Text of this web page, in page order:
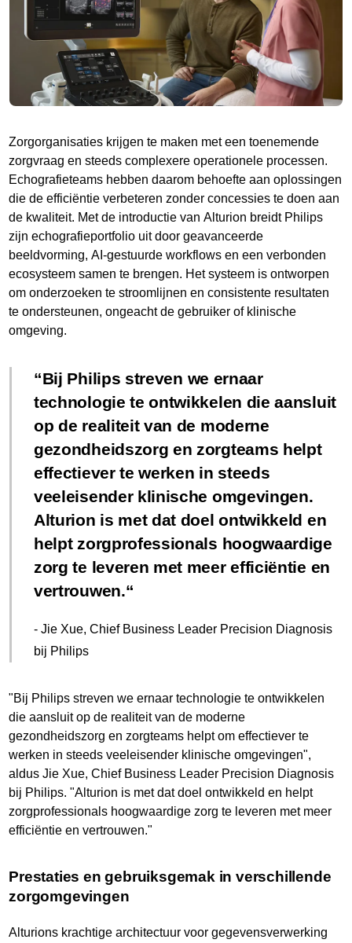
Zorgorganisaties krijgen te maken met een toenemende
zorgvraag en steeds complexere operationele processen.
Echografieteams hebben daarom behoefte aan oplossingen
die de efficiëntie verbeteren zonder concessies te doen aan
de kwaliteit. Met de introductie van Alturion breidt Philips
zijn echografieportfolio uit door geavanceerde
beeldvorming, AI-gestuurde workflows en een verbonden
ecosysteem samen te brengen. Het systeem is ontworpen
om onderzoeken te stroomlijnen en consistente resultaten
te ondersteunen, ongeacht de gebruiker of klinische
omgeving.
Bij Philips streven we ernaar
technologie te ontwikkelen die aansluit
op de realiteit van de moderne
gezondheidszorg en zorgteams helpt
effectiever te werken in steeds
veeleisender klinische omgevingen.
Alturion is met dat doel ontwikkeld en
helpt zorgprofessionals hoogwaardige
zorg te leveren met meer efficiëntie en
vertrouwen.
- Jie Xue, Chief Business Leader Precision Diagnosis
bij Philips
"Bij Philips streven we ernaar technologie te ontwikkelen
die aansluit op de realiteit van de moderne
gezondheidszorg en zorgteams helpt om effectiever te
werken in steeds veeleisender klinische omgevingen",
aldus Jie Xue, Chief Business Leader Precision Diagnosis
bij Philips. "Alturion is met dat doel ontwikkeld en helpt
zorgprofessionals hoogwaardige zorg te leveren met meer
efficiëntie en vertrouwen."
Prestaties en gebruiksgemak in verschillende
zorgomgevingen
Alturions krachtige architectuur voor gegevensverwerking